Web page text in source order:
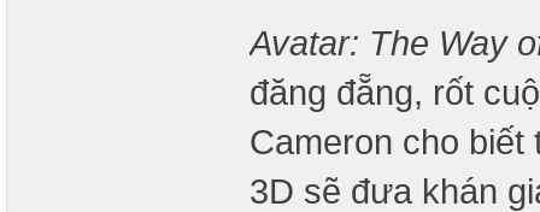
Avatar: The Way
đăng đẵng, rốt
Cameron cho
3D sẽ đưa khán